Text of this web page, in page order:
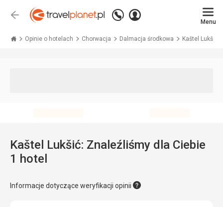
Wstecz
Zadzwoń
+48 71 771 76 55
Zaloguj
Menu
Opinie o hotelach Chorwacja Dalmacja środkowa Kaštel Lukšić
Kaštel Lukšić: Znaleźliśmy dla Ciebie
1 hotel
Informacje dotyczące weryfikacji opinii